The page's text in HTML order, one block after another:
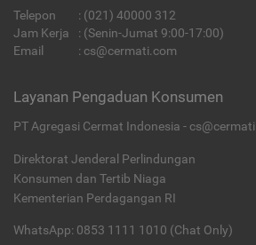
Telepon : (021) 40000 312
Jam Kerja
: (Senin-Jumat 9:00-17:00)
Email
: cs@cermati.com
Layanan Pengaduan Konsumen
PT Agregasi Cermat Indonesia -
Direktorat Jenderal Perlindungan
Konsumen dan Tertib Niaga
Kementerian Perdagangan RI
WhatsApp: 0853 1111 1010 (Chat Only)